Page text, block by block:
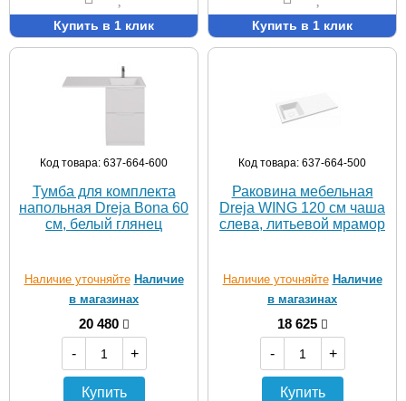
Купить в 1 клик Купить в 1 клик
Код товара: 637-664-600
Тумба для комплекта
напольная Dreja Bona 60
см, белый глянец
Наличие уточняйте Наличие
в магазинах
20 480
-
+
Купить
Код товара: 637-664-500
Раковина мебельная
Dreja WING 120 см чаша
слева, литьевой мрамор
Наличие уточняйте Наличие
в магазинах
18 625
-
+
Купить